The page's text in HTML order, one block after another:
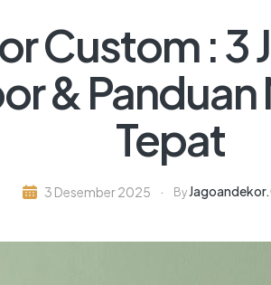
Custom : 3
&
Tepat
3 Desember 2025 By